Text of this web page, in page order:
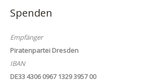
Spenden
Empfänger
Piratenpartei Dresden
IBAN
DE33 4306 0967 1329 3957 00